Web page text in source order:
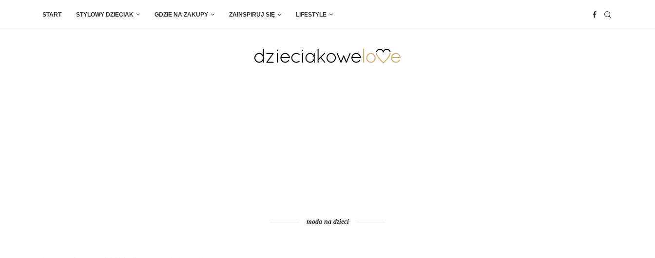
START STYLOWY DZIECIAK GDZIE NA ZAKUPY ZAINSPIRUJ SIĘ LIFESTYLE
moda na dzieci